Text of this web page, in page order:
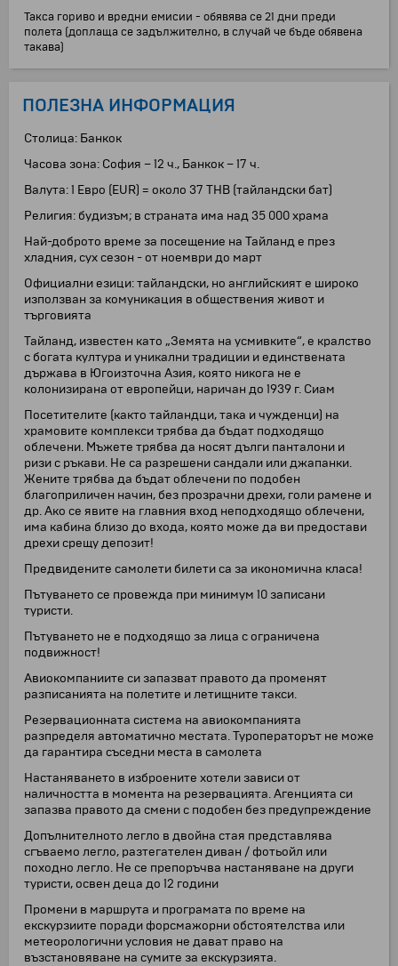
Такса гориво и вредни емисии - обявява се 21 дни преди
полета (доплаща се задължително, в случай че бъде обявена
такава)
ПОЛЕЗНА ИНФОРМАЦИЯ
Столица: Банкок
Часова зона: София – 12 ч., Банкок – 17 ч.
Валута: 1 Евро (EUR) = около 37 THB (тайландски бат)
Религия: будизъм; в страната има над 35 000 храма
Най-доброто време за посещение на Тайланд е през
хладния, сух сезон - от ноември до март
Официални езици: тайландски, но английският е широко
използван за комуникация в обществения живот и
търговията
Тайланд, известен като „Земята на усмивките“, е кралство
с богата култура и уникални традиции и единствената
държава в Югоизточна Азия, която никога не е
колонизирана от европейци, наричан до 1939 г. Сиам
Посетителите (както тайландци, така и чужденци) на
храмовите комплекси трябва да бъдат подходящо
облечени. Мъжете трябва да носят дълги панталони и
ризи с ръкави. Не са разрешени сандали или джапанки.
Жените трябва да бъдат облечени по подобен
благоприличен начин, без прозрачни дрехи, голи рамене и
др. Ако се явите на главния вход неподходящо облечени,
има кабина близо до входа, която може да ви предостави
дрехи срещу депозит!
Предвидените самолети билети са за икономична класа!
Пътуването се провежда при минимум 10 записани
туристи.
Пътуването не е подходящо за лица с ограничена
подвижност!
Авиокомпаниите си запазват правото да променят
разписанията на полетите и летищните такси.
Резервационната система на авиокомпанията
разпределя автоматично местата. Туроператорът не може
да гарантира съседни места в самолета
Настаняването в изброените хотели зависи от
наличността в момента на резервацията. Агенцията си
запазва правото да смени с подобен без предупреждение
Допълнителното легло в двойна стая представлява
сгъваемо легло, разтегателен диван / фотьойл или
походно легло. Не се препоръчва настаняване на други
туристи, освен деца до 12 години
Промени в маршрута и програмата по време на
екскурзиите поради форсмажорни обстоятелства или
метеорологични условия не дават право на
възстановяване на сумите за екскурзията.